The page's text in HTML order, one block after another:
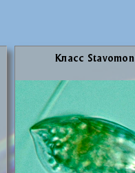
Класс